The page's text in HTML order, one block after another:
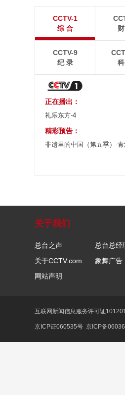
8月5日，“科伦坡”轮缓缓驶离山东港口青岛港
合集装箱码头。
CCTV-1
综 合
CCTV-9
纪 录
正在播出：
礼乐东方-4
精彩预告：
非遗里的中国（第五季）-
关于我们
总台之声
总台总经
关于CCTV.com
象舞广告
网站声明
互联网新闻信息服务许可证
京ICP证060535号 京ICP备